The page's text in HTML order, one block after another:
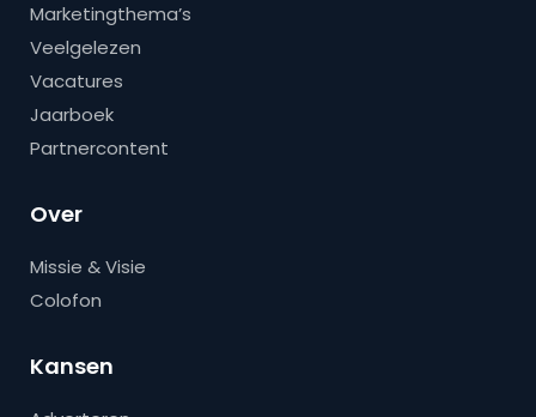
Marketingthema’s
Veelgelezen
Vacatures
Jaarboek
Partnercontent
Over
Missie & Visie
Colofon
Kansen